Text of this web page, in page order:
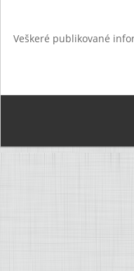
Veškeré publikované